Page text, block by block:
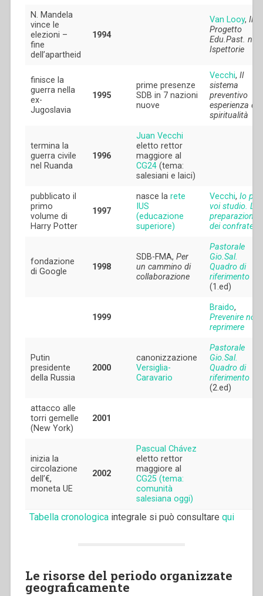
N. Mandela
vince le
elezioni –
fine
dell’apartheid
1994
Van Looy,Il
Progetto
Edu.Past.
Ispettorie
finisce la
guerra nella
ex-
Jugoslavia
1995
prime presenze
SDB in 7 nazioni
nuove
Vecchi,Il
sistema
preventivo
esperienza di
spiritualità
termina la
guerra civile
nel Ruanda
1996
Juan Vecchi
eletto rettor
maggiore al
CG24(tema:
salesiani e laici)
pubblicato il
primo
volume di
Harry Potter
1997
nasce larete
IUS
(educazione
superiore)
Vecchi,Io per
voi studio. La
preparazione
dei confratelli
fondazione
di Google
1998
SDB-FMA,Per
un cammino di
collaborazione
Pastorale
Gio.Sal.
Quadro di
riferimento
(1.ed)
1999
Braido,
Prevenire non
reprimere
Putin
presidente
della Russia
2000
canonizzazione
Versiglia-
Caravario
Pastorale
Gio.Sal.
Quadro di
riferimento
(2.ed)
attacco alle
torri gemelle
(New York)
2001
inizia la
circolazione
dell’€,
moneta UE
2002
Pascual Chávez
eletto rettor
maggiore al
CG25 (tema:
comunità
salesiana oggi)
Tabella cronologicaintegrale si può consultare qui
Le risorse del periodo organizzate
geograficamente